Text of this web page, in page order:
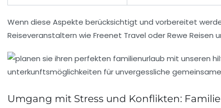
Wenn diese Aspekte berücksichtigt und vorbereitet
Reiseveranstaltern wie Freenet Travel oderRewe Reisen
Umgang mit Stress und Konflikten: